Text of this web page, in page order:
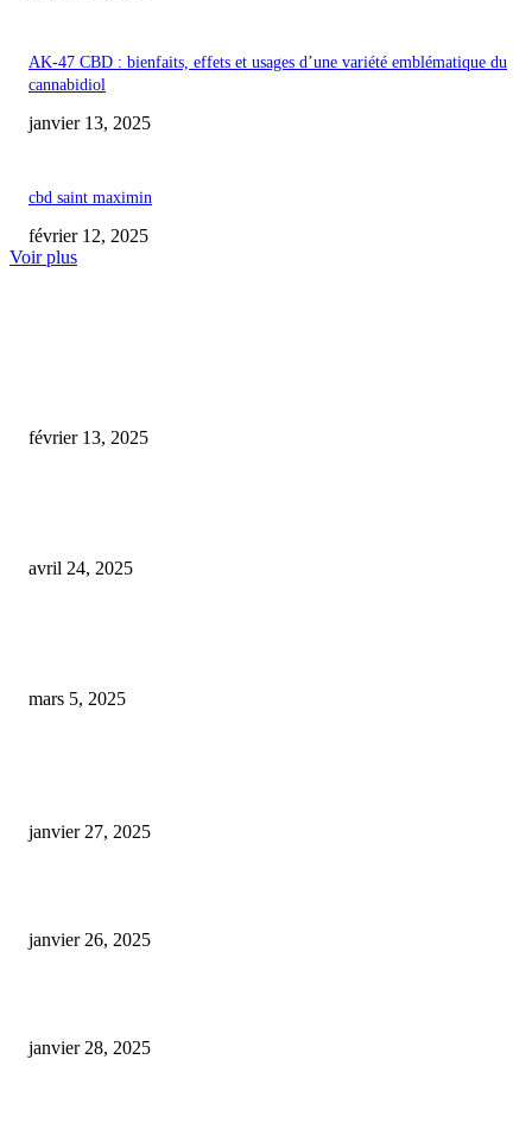
AK-47 CBD : bienfaits, effets et usages d’une variété emblématique du
cannabidiol
janvier 13, 2025
cbd saint maximin
février 12, 2025
Voir plus
février 13, 2025
avril 24, 2025
mars 5, 2025
janvier 27, 2025
janvier 26, 2025
janvier 28, 2025